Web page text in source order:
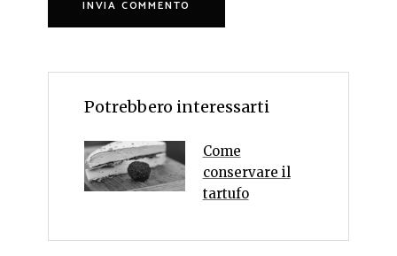
Potrebbero interessarti
Come
conservare il
tartufo